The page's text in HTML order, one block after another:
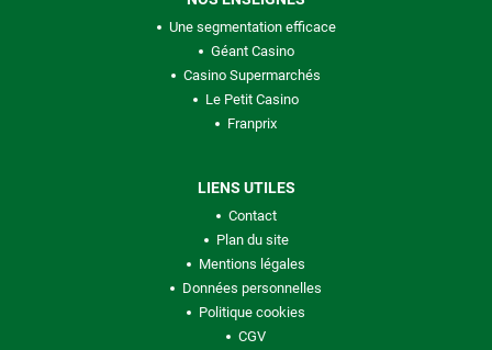
Une segmentation efficace
Géant Casino
Casino Supermarchés
Le Petit Casino
Franprix
LIENS UTILES
Contact
Plan du site
Mentions légales
Données personnelles
Politique cookies
CGV